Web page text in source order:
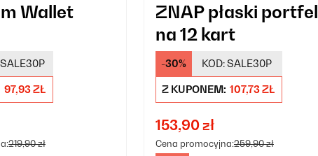
Wallet
SALE30P
97,93 ZŁ
219,90 zł
ZNAP płaski portfel
na 12 kart
-30% KOD: SALE30P
Z KUPONEM: 107,73 ZŁ
153,90 zł
Cena promocyjna:259,90 zł